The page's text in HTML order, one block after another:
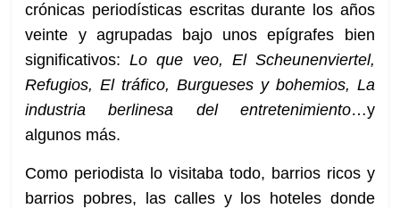
crónicas periodísticas escritas durante los años
veinte y agrupadas bajo unos epígrafes bien
significativos:Lo que veo, El Scheunenviertel,
Refugios, El tráfico, Burgueses y bohemios, La
industria berlinesa del entretenimiento…y
algunos más.
Como periodista lo visitaba todo, barrios ricos y
barrios pobres, las calles y los hoteles donde